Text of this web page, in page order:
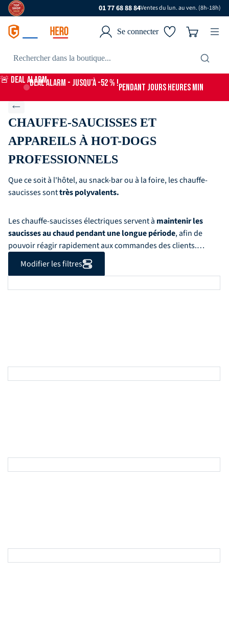
01 77 68 88 84Ventes du lun. au ven. (8h-18h)
Se connecter
🚨 DEAL ALARMDEAL ALARM - jusqu’à -52 % !PENDANT JOURS HEURES MIN
CHAUFFE-SAUCISSES ET
APPAREILS À HOT-DOGS
PROFESSIONNELS
Que ce soit à l'hôtel, au snack-bar ou à la foire, les chauffe-
saucisses sonttrès polyvalents.
Les chauffe-saucisses électriques servent à maintenir les
saucisses au chaud pendant une longue période, afin de
pouvoir réagir rapidement aux commandes des clients.
Vous trouverez des chauffe-saucisses
variations, par exemple avec et sans support pour hot-dogs.
Modifier les filtres